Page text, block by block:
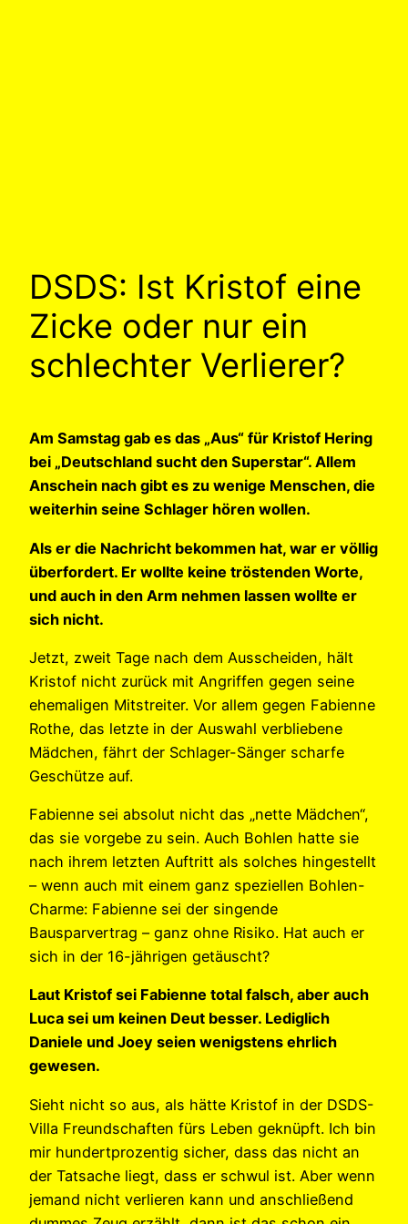
DSDS: Ist Kristof eine
Zicke oder nur ein
schlechter Verlierer?
Am Samstag gab es das „Aus“ für Kristof Hering
bei „Deutschland sucht den Superstar“. Allem
Anschein nach gibt es zu wenige Menschen, die
weiterhin seine Schlager hören wollen.
Als er die Nachricht bekommen hat, war er völlig
überfordert. Er wollte keine tröstenden Worte,
und auch in den Arm nehmen lassen wollte er
sich nicht.
Jetzt, zweit Tage nach dem Ausscheiden, hält
Kristof nicht zurück mit Angriffen gegen seine
ehemaligen Mitstreiter. Vor allem gegen Fabienne
Rothe, das letzte in der Auswahl verbliebene
Mädchen, fährt der Schlager-Sänger scharfe
Geschütze auf.
Fabienne sei absolut nicht das „nette Mädchen“,
das sie vorgebe zu sein. Auch Bohlen hatte sie
nach ihrem letzten Auftritt als solches hingestellt
– wenn auch mit einem ganz speziellen Bohlen-
Charme: Fabienne sei der singende
Bausparvertrag – ganz ohne Risiko. Hat auch er
sich in der 16-jährigen getäuscht?
Laut Kristof sei Fabienne total falsch, aber auch
Luca sei um keinen Deut besser. Lediglich
Daniele und Joey seien wenigstens ehrlich
gewesen.
Sieht nicht so aus, als hätte Kristof in der DSDS-
Villa Freundschaften fürs Leben geknüpft. Ich bin
mir hundertprozentig sicher, dass das nicht an
der Tatsache liegt, dass er schwul ist. Aber wenn
jemand nicht verlieren kann und anschließend